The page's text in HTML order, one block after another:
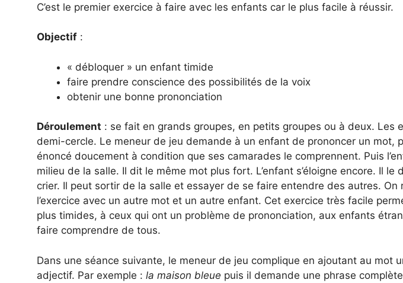
C’est le premier exercice à faire avec les enfants car le plus facile à réussir.
Objectif :
« débloquer » un enfant timide
faire prendre conscience des possibilités de la voix
obtenir une bonne prononciation
Déroulement : se fait en grands groupes, en petits groupes ou à deux. Les
demi-cercle. Le meneur de jeu demande à un enfant de prononcer un mot,
énoncé doucement à condition que ses camarades le comprennent. Puis
milieu de la salle. Il dit le même mot plus fort. L’enfant s’éloigne encore. Il le
crier. Il peut sortir de la salle et essayer de se faire entendre des autres. On
l’exercice avec un autre mot et un autre enfant. Cet exercice très facile
plus timides, à ceux qui ont un problème de prononciation, aux enfants
faire comprendre de tous.
Dans une séance suivante, le meneur de jeu complique en ajoutant au mot
adjectif. Par exemple : la maison bleue puis il demande une phrase